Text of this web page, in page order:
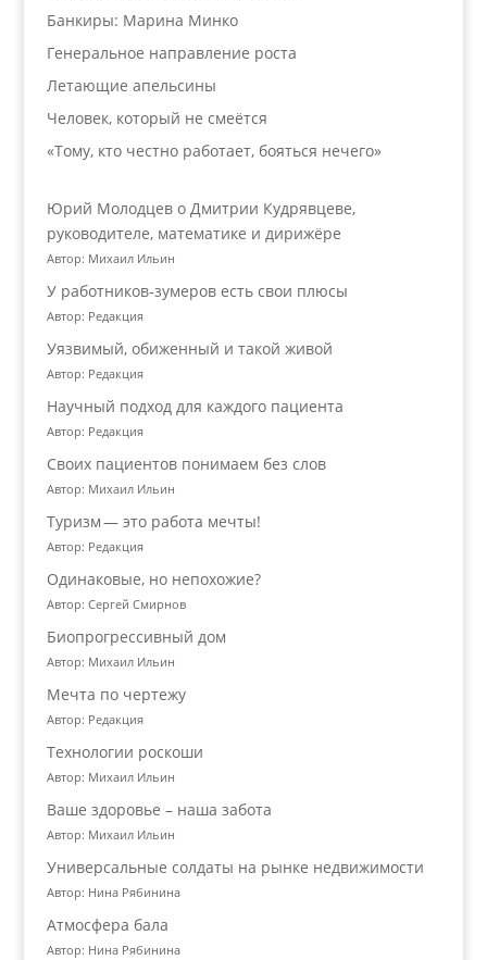
Банкиры: Марина Минко
Генеральное направление роста
Летающие апельсины
Человек, который не смеётся
«Тому, кто честно работает, бояться нечего»
Юрий Молодцев о Дмитрии Кудрявцеве,
руководителе, математике и дирижёре
Автор: Михаил Ильин
У работников‑зумеров есть свои плюсы
Автор: Редакция
Уязвимый, обиженный и такой живой
Автор: Редакция
Научный подход для каждого пациента
Автор: Редакция
Своих пациентов понимаем без слов
Автор: Михаил Ильин
Туризм — это работа мечты!
Автор: Редакция
Одинаковые, но непохожие?
Автор: Сергей Смирнов
Биопрогрессивный дом
Автор: Михаил Ильин
Мечта по чертежу
Автор: Редакция
Технологии роскоши
Автор: Михаил Ильин
Ваше здоровье – наша забота
Автор: Михаил Ильин
Универсальные солдаты на рынке недвижимости
Автор: Нина Рябинина
Атмосфера бала
Автор: Нина Рябинина